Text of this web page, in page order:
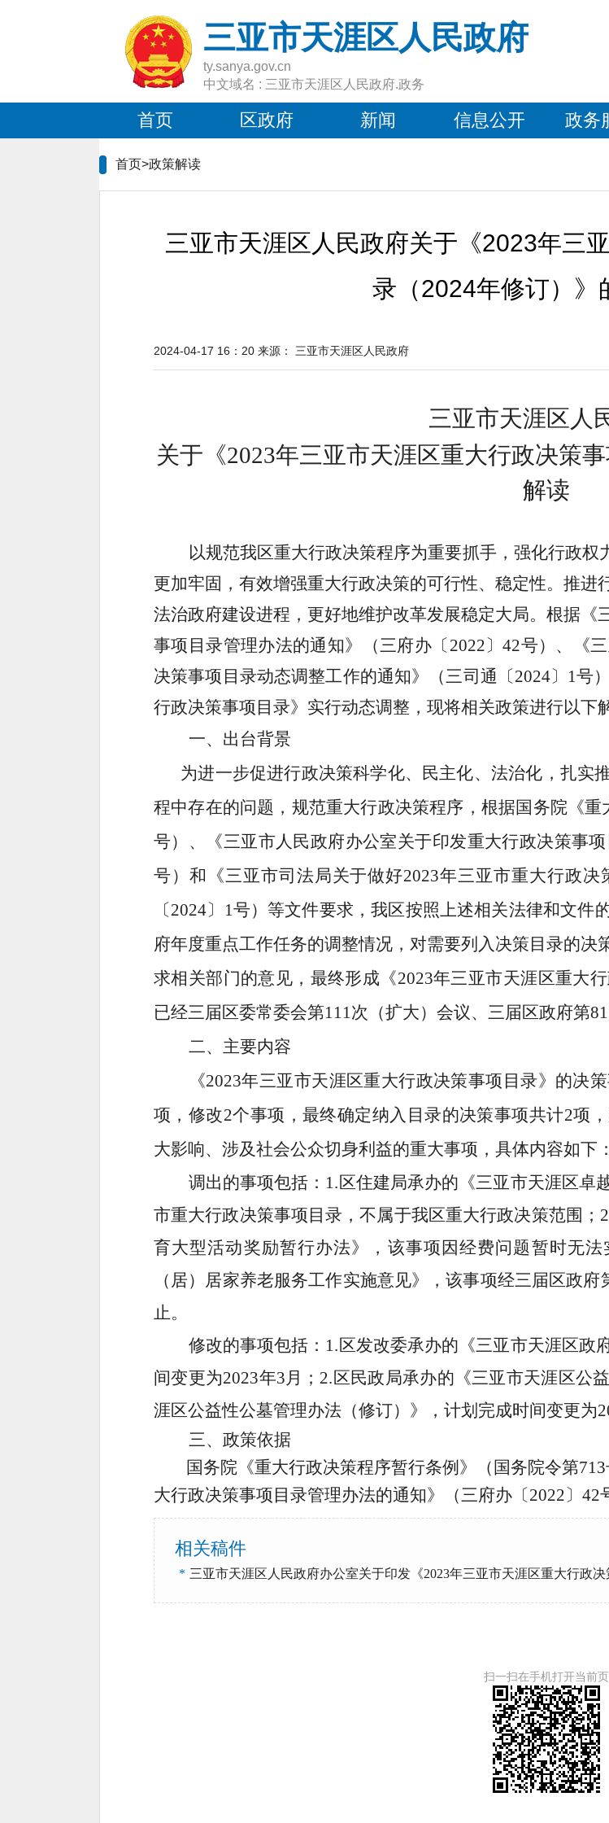
三亚市天涯区人民政府
ty.sanya.gov.cn
中文域名 : 三亚市天涯区人民政府.政务
首页 区政府 新闻 信息公开 政务
首页>政策解读
三亚市天涯区人民政府关于《2023年三
录（2024年修订）》
2024-04-17 16：20 来源： 三亚市天涯区人民政府
三亚市天涯区人
关于《2023年三亚市天涯区重大行政决策事
解读
以规范我区重大行政决策程序为重要抓手， 强化行政权
更加牢固，有效增强重大行政决策的可行性、稳定性。推
法治政府建设进程，更好地维护改革发展稳定大局。 根据 《
事项目录管理办法的通知》（三府办 〔 2022〕42号） 、《
决策事项目录动态调整工作的通知》（三司通〔2024〕 1号）
行政决策事项目录》实行动态调整 ， 现将相关政策进行以下
一、 出台背景
为进一步促进行政决策科学化、民主化、法治化，扎实
程中存在的问题，规范重大行政决策程序， 根据国务院《重
号） 、 《三亚市人民政府办公室关于印发重大行政决策事
号） 和《三亚市司法局关于做好2023年三亚市重大行政决
〔2024〕 1号）等文件要求 ，我区按照上述相关法律和文件
府年度重点工作任务的调整情况，对需要列入决策目录的决
求相关部门的意见，最终形成 《2023年三亚市天涯区重大
已经三届区委常委会第111次（扩大）会议、 三届区政府第81
二、 主要内容
《2023年三亚市天涯区重大行政决策事项目录》的决
项，修改2个事项，最终确定纳入目录的决策事项共计2项，
大影响、涉及社会公众切身利益的重大事项，具体内容如下：
调出的事项包括： 1.区住建局承办的《三亚市天涯区卓
市重大行政决策事项目录，不属于我区重大行政决策范围；
育大型活动奖励暂行办法》，该事项因经费问题暂时无法
（居）居家养老服务工作实施意见》，该事项经三届区政府
止。
修改的事项包括： 1.区发改委承办的《三亚市天涯区政
间变更为2023年3月； 2.区民政局承办的《三亚市天涯区公
涯区公益性公墓管理办法（修订）》，计划完成时间变更为
三、 政策依据
国务院《重大行政决策程序暂行条例》（国务院令第713
大行政决策事项目录管理办法的通知》（三府办 〔2022〕 42
相关稿件
* 三亚市天涯区人民政府办公室关于印发《2023年三亚市天涯区重大行政
扫一扫在手机打开当前页